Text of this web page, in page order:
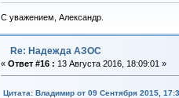
С уважением, Александр.
Re: Надежда АЗОС
« Ответ #16 : 13 Августа 2016, 18:09:01 »
Цитата: Владимиp от 09 Сентября 2015,